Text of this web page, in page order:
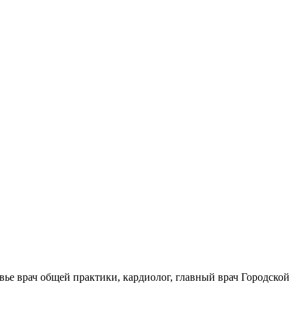
врач общей практики, кардиолог, главный врач Городской